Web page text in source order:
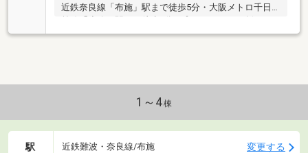
近鉄奈良線「布施」駅まで徒歩5分・大阪メトロ千日
前線「小路」駅まで徒歩8分■プライバシーの確保がし
やすい角住戸です。■南東向きバルコニー付きで、陽
す。■オートロックシステムが採用されていて、防犯
面に配慮されています。■室内リフォーム済物件です
（2023年4月）。・リフォーム内容◎新調：キッチ
1～4棟
駅 近鉄難波・奈良線/布施 変更する